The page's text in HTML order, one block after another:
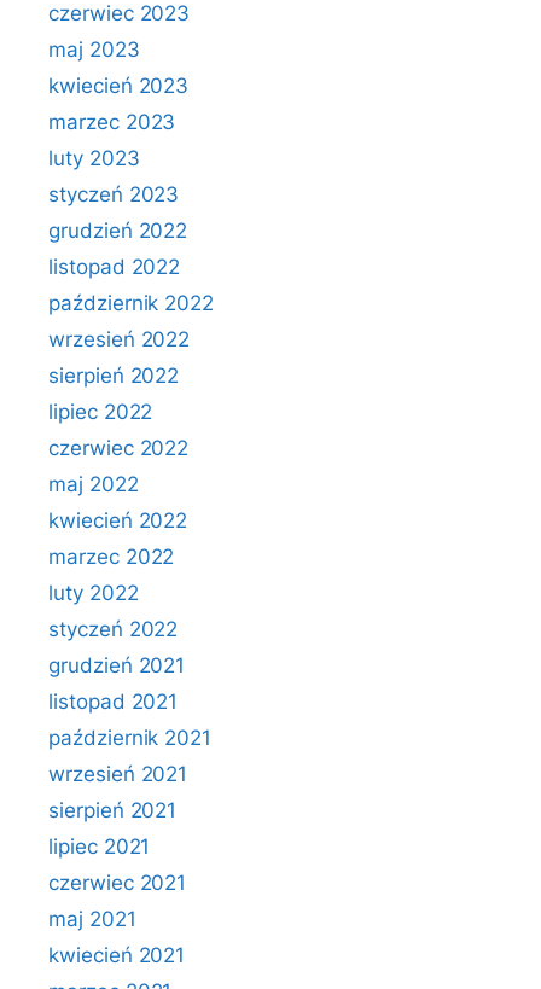
czerwiec 2023
maj 2023
kwiecień 2023
marzec 2023
luty 2023
styczeń 2023
grudzień 2022
listopad 2022
październik 2022
wrzesień 2022
sierpień 2022
lipiec 2022
czerwiec 2022
maj 2022
kwiecień 2022
marzec 2022
luty 2022
styczeń 2022
grudzień 2021
listopad 2021
październik 2021
wrzesień 2021
sierpień 2021
lipiec 2021
czerwiec 2021
maj 2021
kwiecień 2021